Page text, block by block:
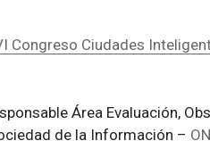
Congreso Ciudades
Área Evaluación,
de la Información –